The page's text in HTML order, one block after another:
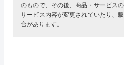
のもので、その後、商品・サービス
サービス内容が変更されていたり、
合があります。